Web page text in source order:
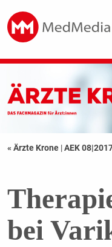
« Ärzte Krone |AEK
bei